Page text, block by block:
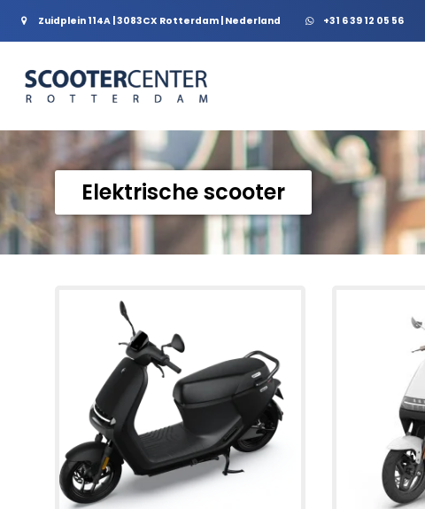
Zuidplein 114A | 3083CX Rotterdam | Nederland +31 6 39 12 05 56
Elektrische scooter